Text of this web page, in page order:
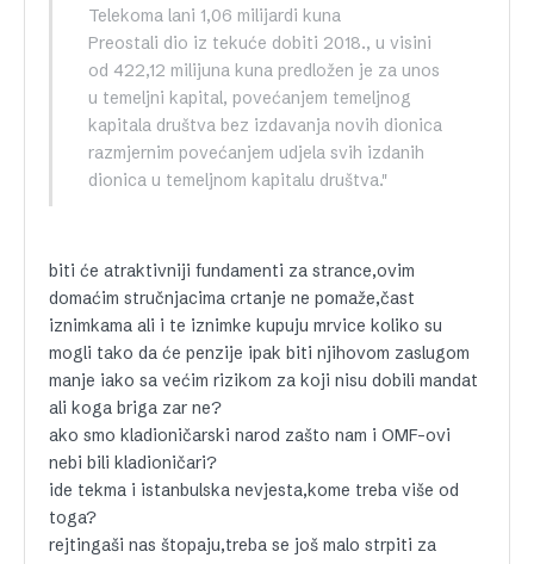
Telekoma lani 1,06 milijardi kuna
Preostali dio iz tekuće dobiti 2018., u visini
od 422,12 milijuna kuna predložen je za unos
u temeljni kapital, povećanjem temeljnog
kapitala društva bez izdavanja novih dionica
razmjernim povećanjem udjela svih izdanih
dionica u temeljnom kapitalu društva."
biti će atraktivniji fundamenti za strance,ovim
domaćim stručnjacima crtanje ne pomaže,čast
iznimkama ali i te iznimke kupuju mrvice koliko su
mogli tako da će penzije ipak biti njihovom zaslugom
manje iako sa većim rizikom za koji nisu dobili mandat
ali koga briga zar ne?
ako smo kladioničarski narod zašto nam i OMF-ovi
nebi bili kladioničari?
ide tekma i istanbulska nevjesta,kome treba više od
toga?
rejtingaši nas štopaju,treba se još malo strpiti za